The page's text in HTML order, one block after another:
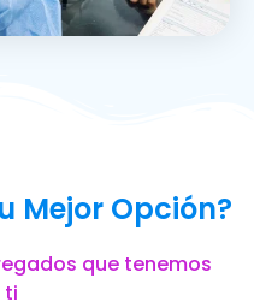
Mejor Opción?
que tenemos
ti